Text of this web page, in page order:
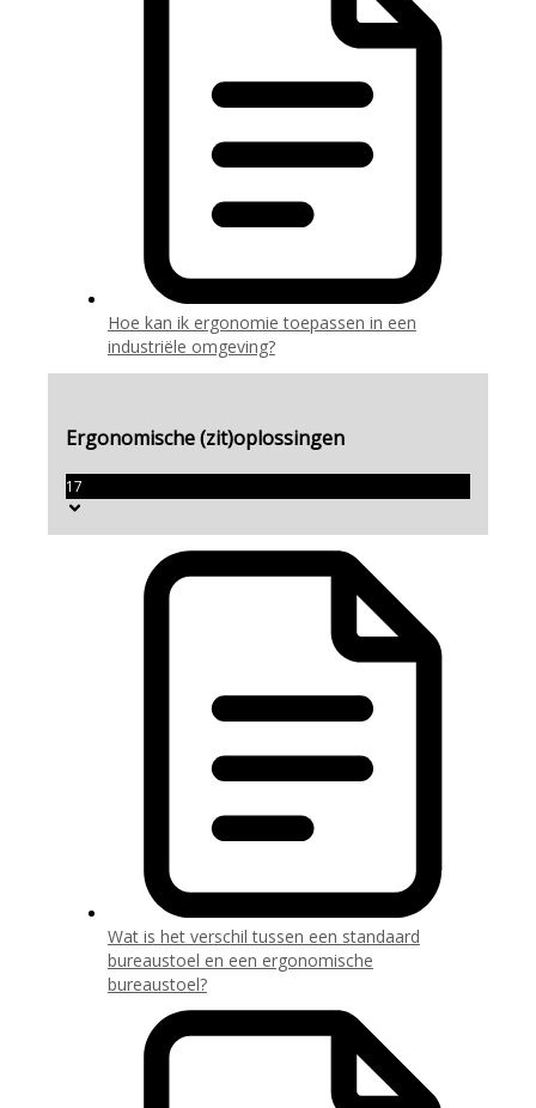
Hoe kan ik ergonomie toepassen in een
industriële omgeving?
Ergonomische (zit)oplossingen
17
Wat is het verschil tussen een standaard
bureaustoel en een ergonomische
bureaustoel?